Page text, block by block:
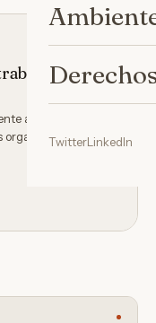
TwitterLinkedIn
en la
al
fue el